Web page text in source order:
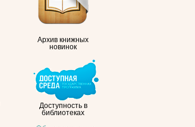
Архив книжных
новинок
Доступность в
библиотеках